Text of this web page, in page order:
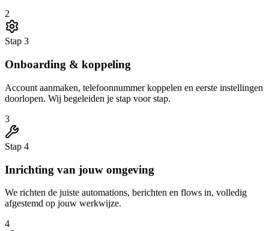
2
Stap 3
Onboarding & koppeling
Account aanmaken, telefoonnummer koppelen en eerste instellingen
doorlopen. Wij begeleiden je stap voor stap.
3
Stap 4
Inrichting van jouw omgeving
We richten de juiste automations, berichten en flows in, volledig
afgestemd op jouw werkwijze.
4